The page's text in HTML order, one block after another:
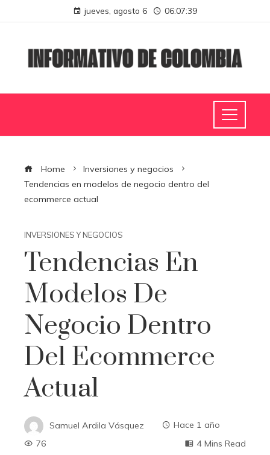
jueves, agosto 6 06:07:40
Home
Inversiones y negocios
Tendencias en modelos de negocio dentro del
ecommerce actual
INVERSIONES Y NEGOCIOS
Tendencias En
Modelos De
Negocio Dentro
Del Ecommerce
Actual
Samuel Ardila Vásquez
Hace 1 año
76
4 Mins Read